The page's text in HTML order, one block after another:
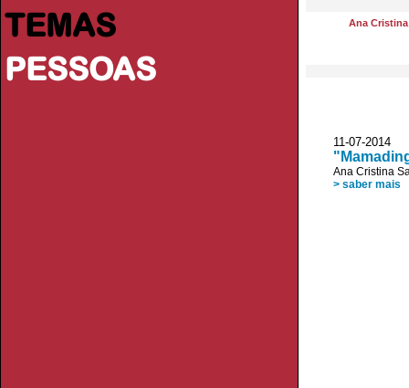
TEMAS
PESSOAS
Ana
11-07-
Ana Cristina
> saber mais